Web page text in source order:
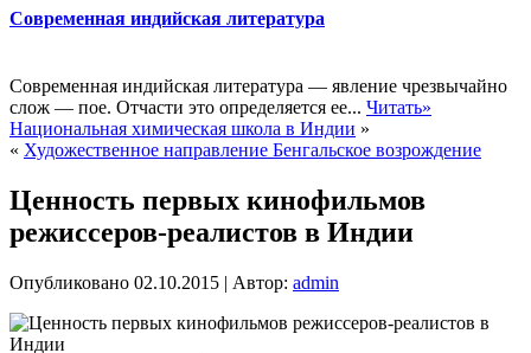
Современная индийская литература
Современная индийская литература — явление чрезвычайно
слож — пое. Отчасти это определяется ее... Читать»
Национальная химическая школа в Индии »
« Художественное направление Бенгальское возрождение
Ценность первых кинофильмов
режиссеров-реалистов в Индии
Опубликовано 02.10.2015 | Автор: admin